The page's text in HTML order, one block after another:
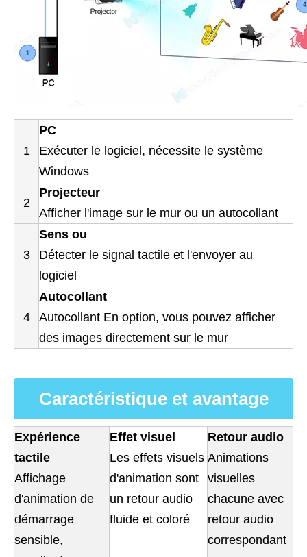
1
PC
Exécuter le logiciel, nécessite le système
Windows
2
Projecteur
Afficher l'image sur le mur ou un autocollant
3
Sens ou
Détecter le signal tactile et l'envoyer au
logiciel
4
Autocollant
Autocollant En option, vous pouvez afficher
des images directement sur le mur
Caractéristique et avantage
Expérience
tactile
Affichage
d'animation de
démarrage
sensible,
Effet visuel
Les effets visuels
d'animation sont
un retour audio
fluide et coloré
Retour audio
Animations
visuelles
chacune avec
retour audio
correspondant